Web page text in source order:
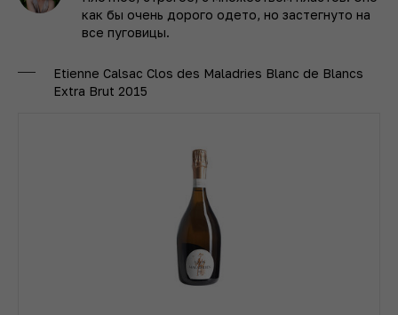
как бы очень дорого одето, но застегнуто на
все пуговицы.
Etienne Calsac Clos des Maladries Blanc de Blancs
Extra Brut 2015